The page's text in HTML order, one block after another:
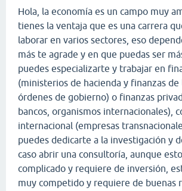
Hola, la economía es un campo muy
tienes la ventaja que es una carrera
laborar en varios sectores, eso
más te agrade y en que puedas ser
puedes especializarte y trabajar en
(ministerios de hacienda y finanzas
órdenes de gobierno) o finanzas
bancos, organismos internacionales),
internacional (empresas
puedes dedicarte a la investigación y
caso abrir una consultoría, aunque
complicado y requiere de inversión,
muy competido y requiere de buenas